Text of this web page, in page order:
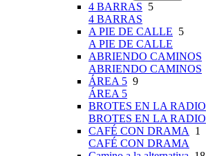
4 BARRAS 5
4 BARRAS
A PIE DE CALLE 5
A PIE DE CALLE
ABRIENDO CAMINOS
ABRIENDO CAMINOS
ÁREA 5 9
ÁREA 5
BROTES EN LA RADIO
BROTES EN LA RADIO
CAFÉ CON DRAMA
1
CAFÉ CON DRAMA